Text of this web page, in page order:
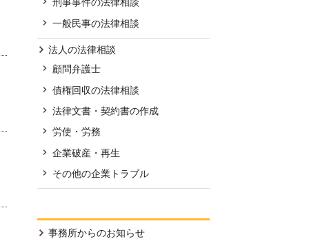
刑事事件の法律相談
一般民事の法律相談
法人の法律相談
顧問弁護士
債権回収の法律相談
法律文書・契約書の作成
労使・労務
企業破産・再生
その他の企業トラブル
事務所からのお知らせ